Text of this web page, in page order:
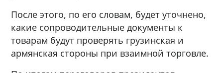
После этого, по его словам, будет уточнено,
какие сопроводительные документы к
товарам будут проверять грузинская и
армянская стороны при взаимной торговле.